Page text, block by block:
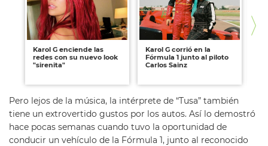
Karol G enciende las
redes con su nuevo look
"sirenita"
Karol G corrió en la
Fórmula 1 junto al piloto
Carlos Sainz
Pero lejos de la música, la intérprete de “Tusa” también
tiene un extrovertido gustos por los autos. Así lo demostró
hace pocas semanas cuando tuvo la oportunidad de
conducir un vehículo de la Fórmula 1, junto al reconocido